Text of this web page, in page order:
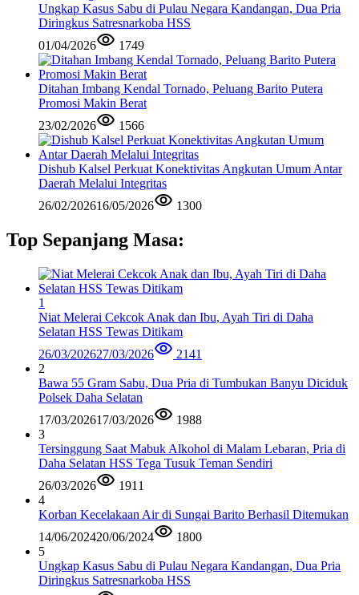
Ungkap Kasus Sabu di Pulau Negara Kandangan, Dua Pria
Diringkus Satresnarkoba HSS
01/04/2026
1749
Ditahan Imbang Kendal Tornado, Peluang Barito Putera
Promosi Makin Berat
23/02/2026
1566
Dishub Kalsel Perkuat Konektivitas Angkutan Umum Antar
Daerah Melalui Integritas
26/02/202616/05/2026 1300
Top Sepanjang Masa:
1
Niat Melerai Cekcok Anak dan Ibu, Ayah Tiri di Daha
Selatan HSS Tewas Ditikam
26/03/202627/03/2026
2141
2
Bawa 55 Gram Sabu, Dua Pria di Tumbukan Banyu Diciduk
Polsek Daha Selatan
17/03/202617/03/2026
1988
3
Tersinggung Saat Mabuk Alkohol di Malam Lebaran, Pria di
Daha Selatan HSS Tega Tusuk Teman Sendiri
26/03/2026
1911
4
Korban Kecelakaan Air di Sungai Barito Berhasil Ditemukan
14/06/202420/06/2024
1800
5
Ungkap Kasus Sabu di Pulau Negara Kandangan, Dua Pria
Diringkus Satresnarkoba HSS